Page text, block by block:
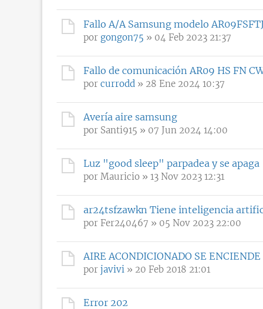
Fallo A/A Samsung modelo
por gongon75 » 04 Feb 2023 21:37
Fallo de comunicación AR09 HS FN
por currodd » 28 Ene 2024 10:37
Avería aire samsung
por Santi915 » 07 Jun 2024 14:00
Luz "good sleep" parpadea y se apaga
por Mauricio » 13 Nov 2023 12:31
ar24tsfzawkn Tiene inteligencia
por Fer240467 » 05 Nov 2023 22:00
AIRE ACONDICIONADO SE ENCIENDE
por javivi » 20 Feb 2018 21:01
Error 202